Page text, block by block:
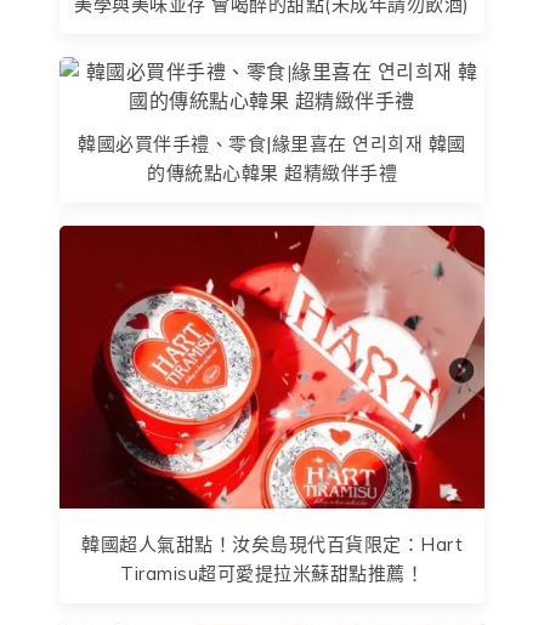
韓國必買伴手禮、零食|緣里喜在 연리희재 韓國
的傳統點心韓果 超精緻伴手禮
韓國超人氣甜點！汝矣島現代百貨限定：Hart
Tiramisu超可愛提拉米蘇甜點推薦！